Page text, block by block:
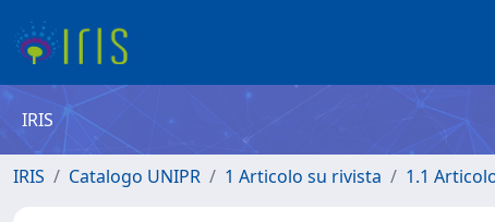
IRIS
IRIS Catalogo UNIPR 1 Articolo su rivista 1.1